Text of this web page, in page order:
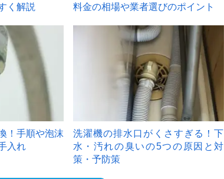
く解説
料金の相場や業者選びのポイント
！手順や泡沫
入れ
洗濯機の排水口がくさすぎる！下
水・汚れの臭いの5つの原因と対
策・予防策